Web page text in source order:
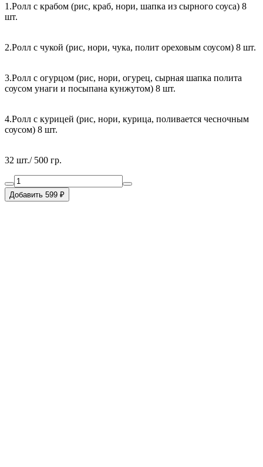
1.Ролл с крабом (рис, краб, нори, шапка из сырного соуса) 8
шт.
2.Ролл с чукой (рис, нори, чука, полит ореховым соусом) 8 шт.
3.Ролл с огурцом (рис, нори, огурец, сырная шапка полита
соусом унаги и посыпана кунжутом) 8 шт.
4.Ролл с курицей (рис, нори, курица, поливается чесночным
соусом) 8 шт.
32 шт./ 500 гр.
Добавить 599 ₽